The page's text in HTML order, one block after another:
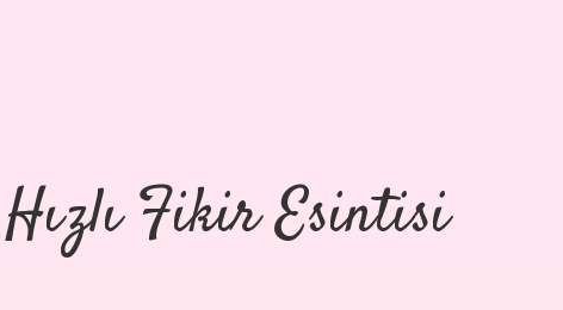
Hızlı Fikir Esintisi